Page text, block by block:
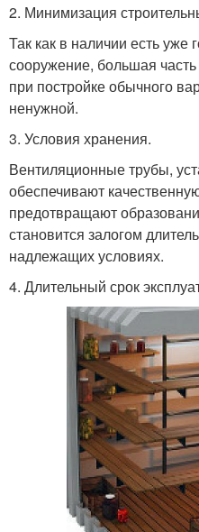
2. Минимизация
Так как в наличии есть уже
сооружение, большая
при постройке обычного
ненужной.
3. Условия хранения.
Вентиляционные трубы,
обеспечивают
предотвращают
становится залогом
надлежащих условиях.
4. Длительный срок